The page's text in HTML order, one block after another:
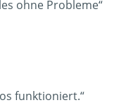
ohne Probleme“
funktioniert.“